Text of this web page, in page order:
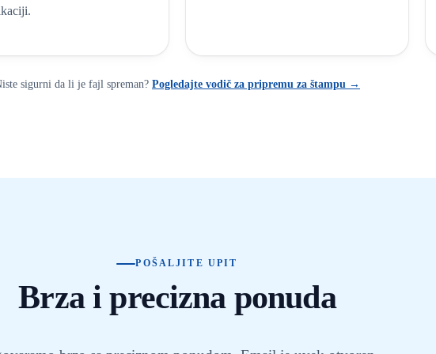
sigurni da li je fajl spreman? Pogledajte vodič za pripremu za štampu →
POŠALJITE UPIT
Brza i precizna ponuda